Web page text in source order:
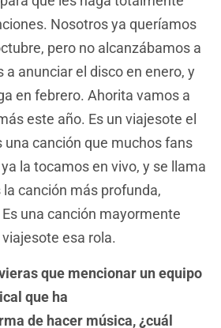
Nosotros ya queríamos
pero no alcanzábamos a
anunciar el disco en enero, y
en febrero. Ahorita vamos a
este año. Es un viajesote el
una canción que muchos fans
la tocamos en vivo, y se llama
la canción más profunda,
una canción mayormente
esa rola.
que mencionar un equipo
que ha
de hacer música, ¿cuál